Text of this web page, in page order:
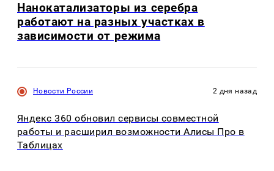
Нанокатализаторы из серебра
работают на разных участках в
зависимости от режима
Новости России 2 дня назад
Яндекс 360 обновил сервисы совместной
работы и расширил возможности Алисы Про в
Таблицах